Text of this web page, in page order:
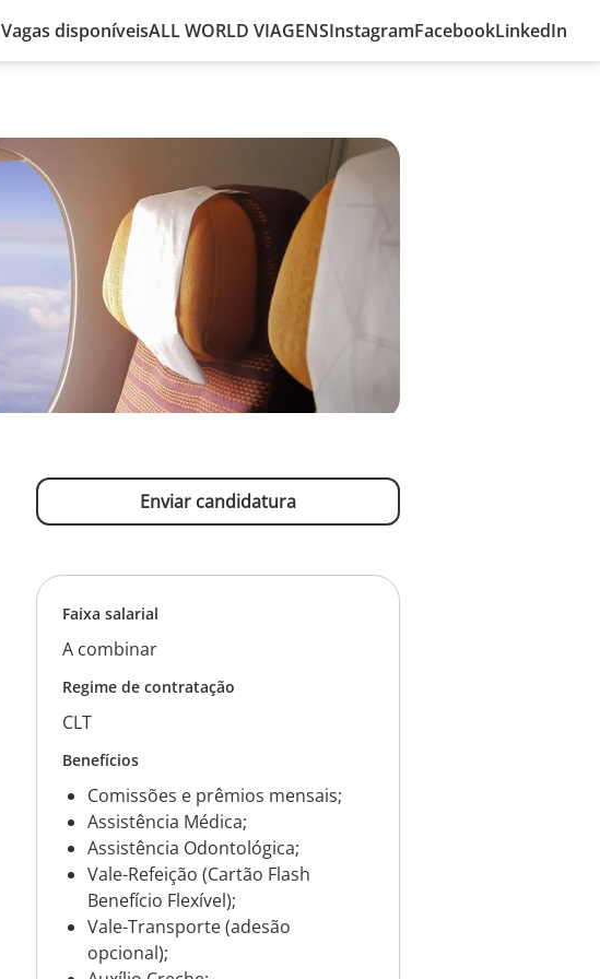
Vagas disponíveisALL WORLD VIAGENSInstagramFacebookLinkedIn
Enviar candidatura
Faixa salarial
A combinar
Regime de contratação
CLT
Benefícios
Comissões e prêmios mensais;
Assistência Médica;
Assistência Odontológica;
Vale-Refeição (Cartão Flash
Benefício Flexível);
Vale-Transporte (adesão
opcional);